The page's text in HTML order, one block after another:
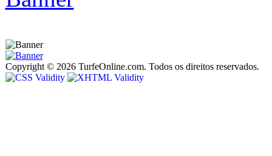
Copyright © 2026 TurfeOnline.com. Todos os direitos reservados.